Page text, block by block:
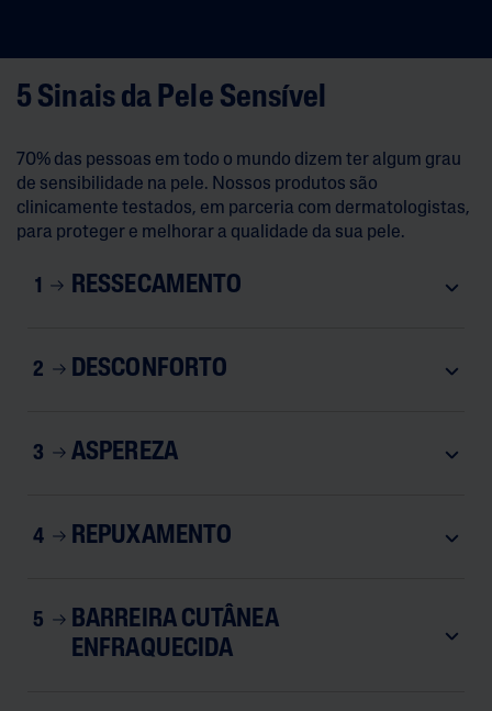
5 Sinais da Pele Sensível
70% das pessoas em todo o mundo dizem ter algum grau
de sensibilidade na pele. Nossos produtos são
clinicamente testados, em parceria com dermatologistas,
para proteger e melhorar a qualidade da sua pele.
1 RESSECAMENTO
2 DESCONFORTO
3 ASPEREZA
4 REPUXAMENTO
5
BARREIRA CUTÂNEA
ENFRAQUECIDA